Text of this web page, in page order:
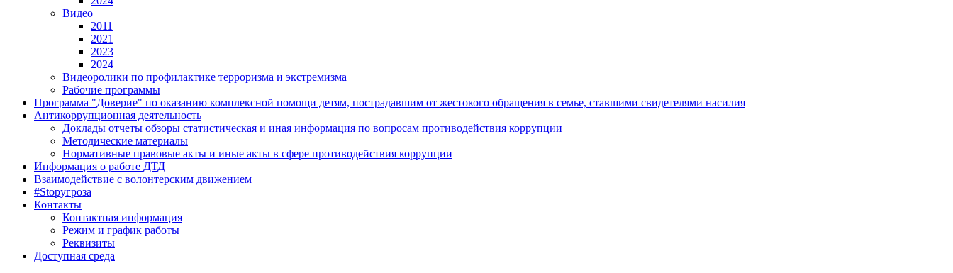
Видео
2011
2021
2023
2024
Видеоролики по профилактике терроризма и экстремизма
Рабочие программы
Программа "Доверие" по оказанию комплексной помощи детям, пострадавшим от жестокого обращения в семье, ставшими свидетелями насилия
Антикоррупционная деятельность
Доклады отчеты обзоры статистическая и иная информация по вопросам противодействия коррупции
Методические материалы
Нормативные правовые акты и иные акты в сфере противодействия коррупции
Информация о работе ДТД
Взаимодействие с волонтерским движением
#Stopугроза
Контакты
Контактная информация
Режим и график работы
Реквизиты
Доступная среда